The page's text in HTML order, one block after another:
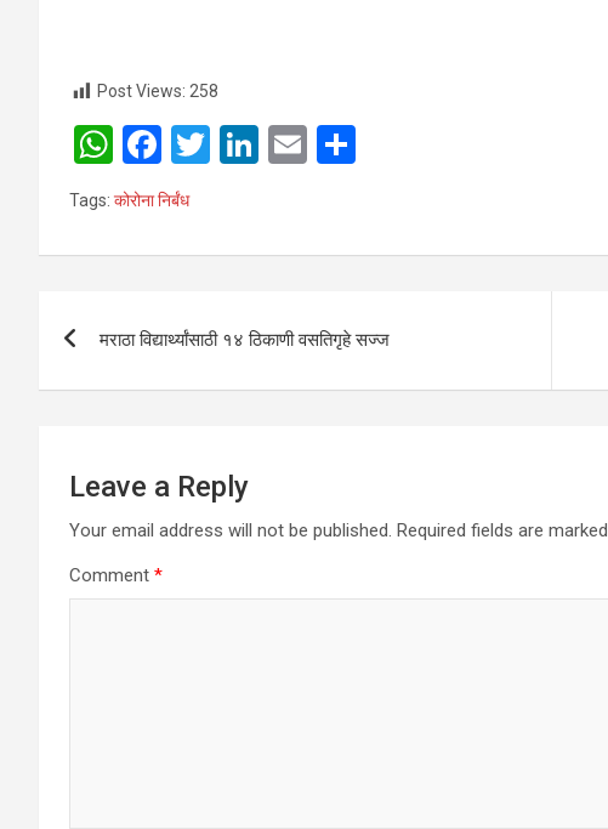
Post Views: 258
W
h
at
s
p
p
F
a
ce
b
o
k
T
er
Li
dI
E
e
Tags: कोरोना निर्बंध
मराठा विद्यार्थ्यांसाठी १४ ठिकाणी वसतिगृहे सज्ज
Leave a Reply
Your email address will not be published. Required fields are marked
Comment *